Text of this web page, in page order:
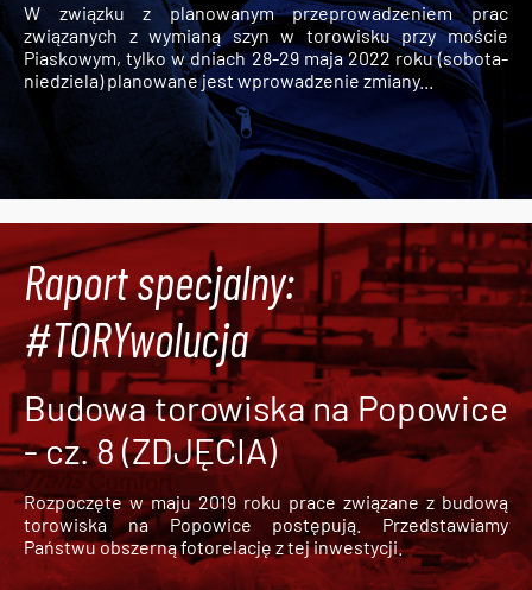
W związku z planowanym przeprowadzeniem prac
związanych z wymianą szyn w torowisku przy moście
Piaskowym, tylko w dniach 28-29 maja 2022 roku (sobota-
niedziela) planowane jest wprowadzenie zmiany...
Raport specjalny:
#TORYwolucja
Budowa torowiska na Popowice
- cz. 8 (ZDJĘCIA)
Rozpoczęte w maju 2019 roku prace związane z budową
torowiska na Popowice
postępują. Przedstawiamy
Państwu obszerną fotorelację z tej inwestycji.